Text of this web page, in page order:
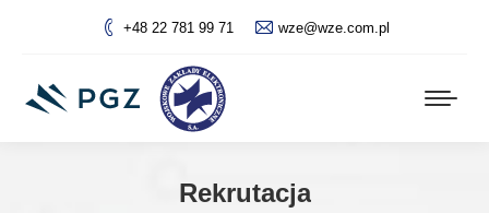
+48 22 781 99 71 wze@wze.com.pl
Rekrutacja